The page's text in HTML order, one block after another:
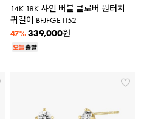
14K 18K 샤인 버블 클로버 원터치
귀걸이 BFJFGE1152
47% 339,000원